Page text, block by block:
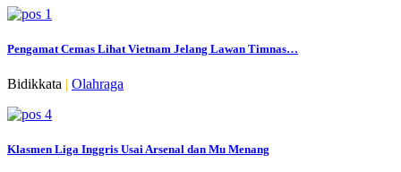
Pengamat Cemas Lihat Vietnam Jelang Lawan Timnas…
Bidikkata | Olahraga
Klasmen Liga Inggris Usai Arsenal dan Mu Menang